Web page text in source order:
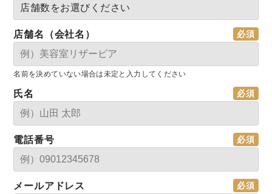
店舗名（会社名）
名前を決めていない場合は未定と入力してください
氏名
電話番号
メールアドレス